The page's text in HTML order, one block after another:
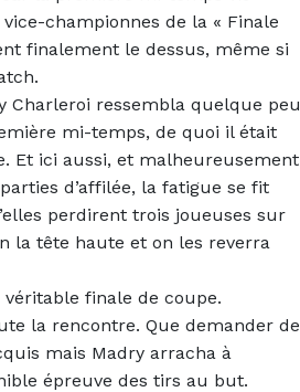
championnes de la « Finale
finalement le dessus, même si
Charleroi ressembla quelque peu
mi-temps, de quoi il était
Et ici aussi, et malheureusement
d’affilée, la fatigue se fit
perdirent trois joueuses sur
la tête haute et on les reverra
véritable finale de coupe.
la rencontre. Que demander de
mais Madry arracha à
épreuve des tirs au but.